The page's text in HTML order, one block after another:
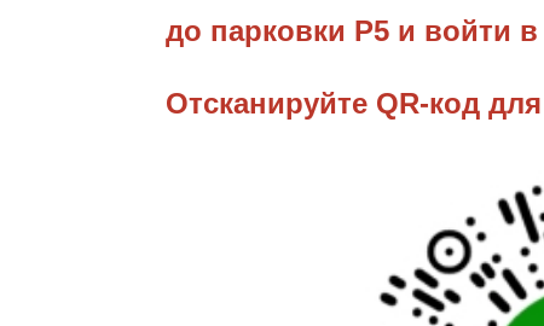
до парковки P5 и войти в
Отсканируйте QR-код